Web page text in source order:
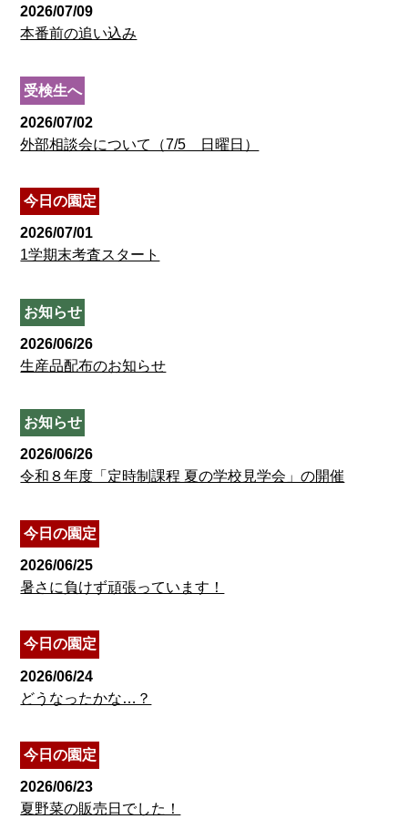
2026/07/09
本番前の追い込み
受検生へ
2026/07/02
外部相談会について（7/5 日曜日）
今日の園定
2026/07/01
1学期末考査スタート
お知らせ
2026/06/26
生産品配布のお知らせ
お知らせ
2026/06/26
令和８年度「定時制課程 夏の学校見学会」の開催
今日の園定
2026/06/25
暑さに負けず頑張っています！
今日の園定
2026/06/24
どうなったかな…？
今日の園定
2026/06/23
夏野菜の販売日でした！